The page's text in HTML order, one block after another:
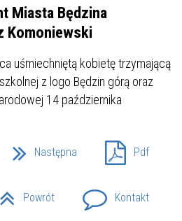
Miasta Będzina
Komoniewski
Następna Pdf
Powrót Kontakt